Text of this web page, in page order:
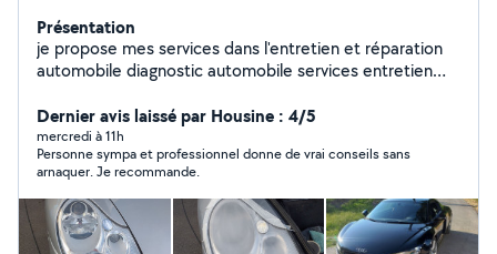
Présentation
je propose mes services dans l'entretien et réparation
automobile diagnostic automobile services entretien
carrosserie rénovation optique de phares ect montage
de meuble peinture intérieur pose lustre ect mise à
disposition d'un utilitaire vw caddy avec chauffeur
Dernier avis laissé par Housine : 4/5
mercredi à 11h
Personne sympa et professionnel donne de vrai conseils sans
arnaquer. Je recommande.